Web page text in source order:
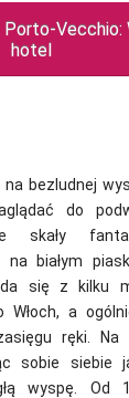
Porto-Vecchio:
hotel
na bezludnej
do
skały
na białym
się z kilku
Włoch, a
ręki. Na
sobie siebie
wyspę. Od